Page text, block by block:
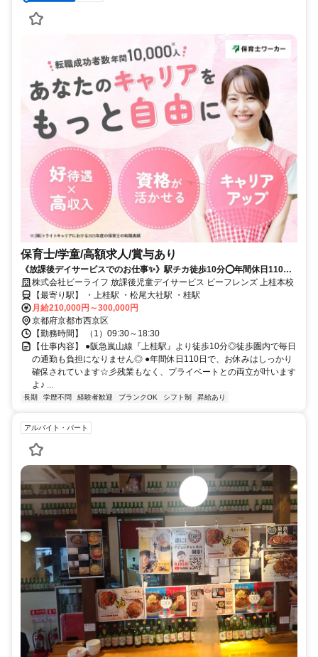
保育士/学童/高額求人/賞与あり
《放課後デイサービスでのお仕事✨》駅チカ徒歩10分⭕年間休日110日
⭕残業なし⭕お持ちの資格と経験を活かしませんか⭐彡
株式会社ビーライフ 放課後児童デイサービス ビーフレンズ 上桂本校
【最寄り駅】 ・上桂駅 ・松尾大社駅 ・桂駅
月給210,000円～300,000円
京都府京都市西京区
【勤務時間】 （1）09:30～18:30
【仕事内容】 ●阪急嵐山線『上桂駅』より徒歩10分◎徒歩圏内で毎日
の通勤も負担になりません◎ ●年間休日110日で、お休みはしっかり
確保されています☆彡残業もなく、プライベートとの両立が叶います
よ♪ ...
長期 学歴不問 経験者歓迎 ブランクOK シフト制 昇給あり
アルバイト・パート